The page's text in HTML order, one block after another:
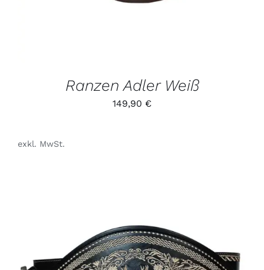
GEWÄHLT
WERDEN
Ranzen Adler Weiß
149,90 €
exkl. MwSt.